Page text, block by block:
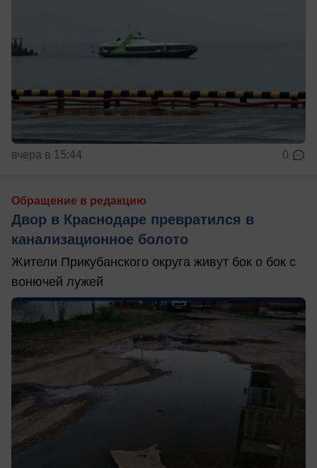
вчера в 15:44 0
Обращение в редакцию
Двор в Краснодаре превратился в
канализационное болото
Жители Прикубанского округа живут бок о бок с
вонючей лужей